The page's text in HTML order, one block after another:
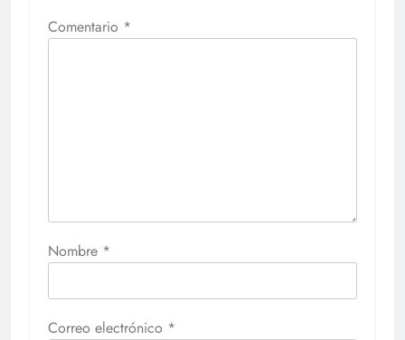
Comentario *
Nombre *
Correo electrónico *